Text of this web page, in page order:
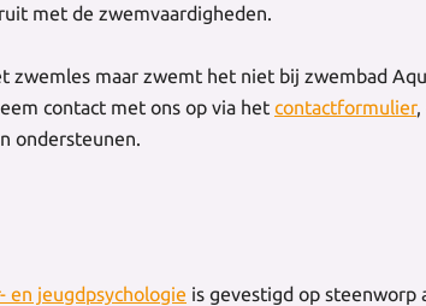
met de zwemvaardigheden.
maar zwemt het niet bij zwembad
contact met ons op via het contactformulier,
ondersteunen.
en jeugdpsychologie is gevestigd op steenworp